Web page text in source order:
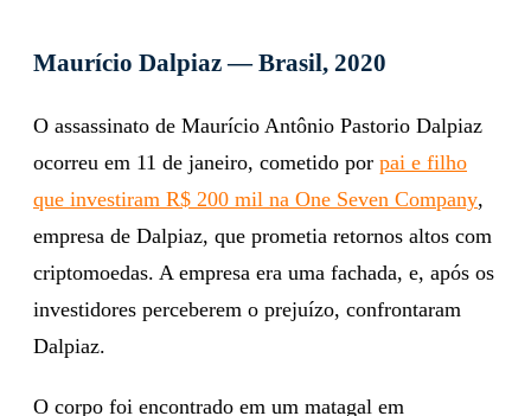
Maurício Dalpiaz — Brasil, 2020
O assassinato de Maurício Antônio Pastorio Dalpiaz
ocorreu em 11 de janeiro, cometido por pai e filho
que investiram R$ 200 mil na One Seven Company,
empresa de Dalpiaz, que prometia retornos altos com
criptomoedas. A empresa era uma fachada, e, após os
investidores perceberem o prejuízo, confrontaram
Dalpiaz.
O corpo foi encontrado em um matagal em